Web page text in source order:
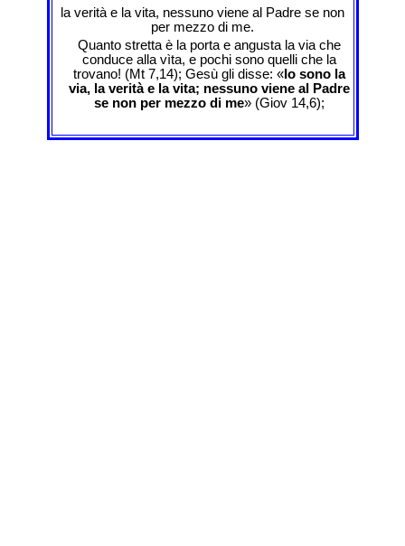
la verità e la vita, nessuno viene al Padre se non
per mezzo di me.
Quanto stretta è la porta e angusta la via che
conduce alla vìta, e pochi sono quelli che la
trovano! (Mt 7,14); Gesù gli disse: «Io sono la
via, la verità e la vita; nessuno viene al Padre
se non per mezzo di me» (Giov 14,6);